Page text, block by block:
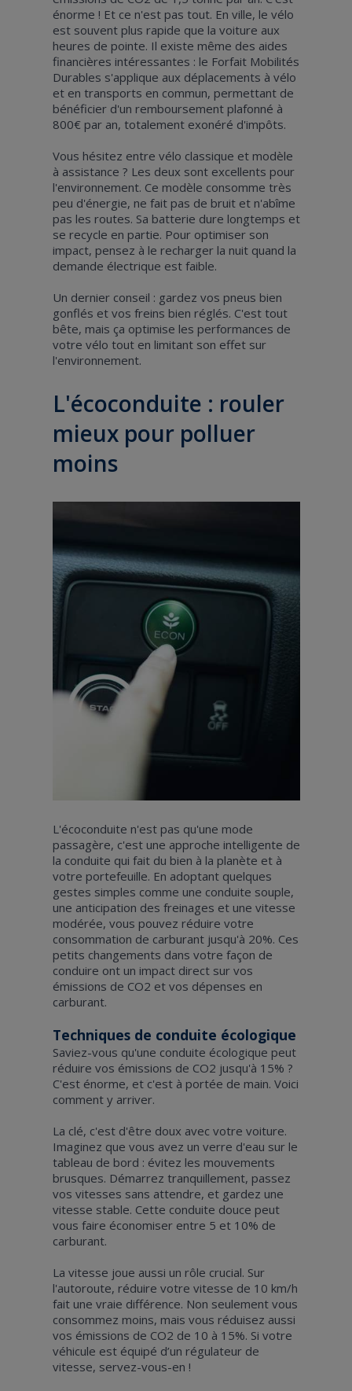
énorme ! Et ce n'est pas tout. En ville, le vélo
est souvent plus rapide que la voiture aux
heures de pointe. Il existe même des aides
financières intéressantes : le Forfait Mobilités
Durables s'applique aux déplacements à vélo
et en transports en commun, permettant de
bénéficier d'un remboursement plafonné à
800€ par an, totalement exonéré d'impôts.
Vous hésitez entre vélo classique et modèle
à assistance ? Les deux sont excellents pour
l'environnement. Ce modèle consomme très
peu d'énergie, ne fait pas de bruit et n'abîme
pas les routes. Sa batterie dure longtemps et
se recycle en partie. Pour optimiser son
impact, pensez à le recharger la nuit quand la
demande électrique est faible.
Un dernier conseil : gardez vos pneus bien
gonflés et vos freins bien réglés. C'est tout
bête, mais ça optimise les performances de
votre vélo tout en limitant son effet sur
l'environnement.
L'écoconduite : rouler
mieux pour polluer
moins
L'écoconduite n'est pas qu'une mode
passagère, c'est une approche intelligente de
la conduite qui fait du bien à la planète et à
votre portefeuille. En adoptant quelques
gestes simples comme une conduite souple,
une anticipation des freinages et une vitesse
modérée, vous pouvez réduire votre
consommation de carburant jusqu'à 20%. Ces
petits changements dans votre façon de
conduire ont un impact direct sur vos
émissions de CO2 et vos dépenses en
carburant.
Techniques de conduite écologique
Saviez-vous qu'une conduite écologique peut
réduire vos émissions de CO2 jusqu'à 15% ?
C'est énorme, et c'est à portée de main. Voici
comment y arriver.
La clé, c'est d'être doux avec votre voiture.
Imaginez que vous avez un verre d'eau sur le
tableau de bord : évitez les mouvements
brusques. Démarrez tranquillement, passez
vos vitesses sans attendre, et gardez une
vitesse stable. Cette conduite douce peut
vous faire économiser entre 5 et 10% de
carburant.
La vitesse joue aussi un rôle crucial. Sur
l'autoroute, réduire votre vitesse de 10 km/h
fait une vraie différence. Non seulement vous
consommez moins, mais vous réduisez aussi
vos émissions de CO2 de 10 à 15%. Si votre
véhicule est équipé d’un régulateur de
vitesse, servez-vous-en !